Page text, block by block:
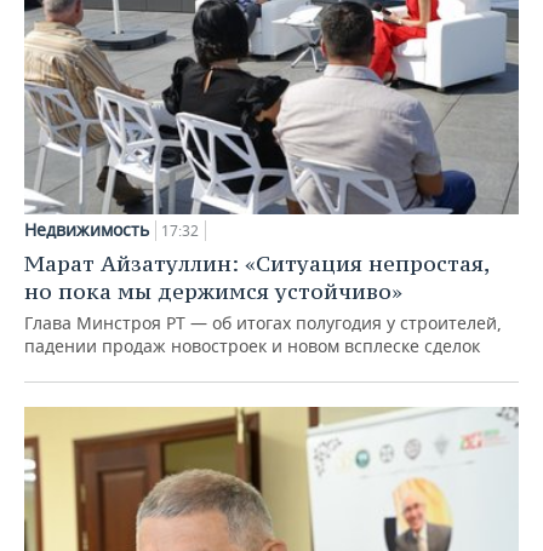
Недвижимость 17:32
Марат Айзатуллин: «Ситуация непростая,
но пока мы держимся устойчиво»
Глава Минстроя РТ — об итогах полугодия у строителей,
падении продаж новостроек и новом всплеске сделок